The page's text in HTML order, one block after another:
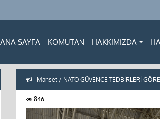
ANA SAYFA KOMUTAN HAKKIMIZDA
Manşet / NATO GÜVENCE TEDBİRLERİ
846